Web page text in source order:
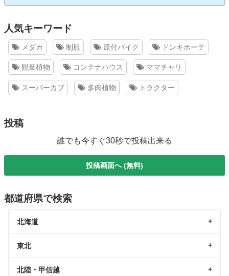
人気キーワード
メダカ 制服 原付バイク ドンキホーテ
観葉植物 コンテナハウス ママチャリ
スーパーカブ 多肉植物 トラクター
投稿
誰でも今すぐ30秒で投稿出来る
投稿画面へ (無料)
都道府県で検索
北海道
東北
北陸・甲信越